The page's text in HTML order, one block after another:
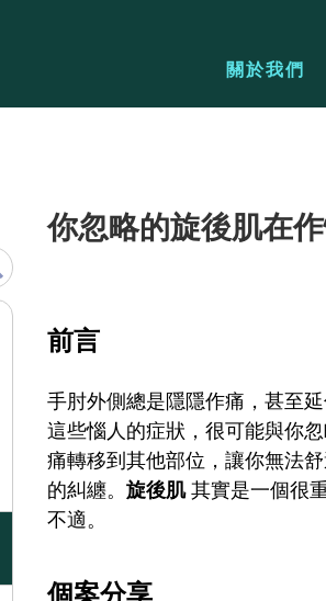
關於我們
你忽略的旋後肌在
前言
手肘外側總是隱隱作痛，甚至
這些惱人的症狀，很可能與你
痛轉移到其他部位，讓你無法
的糾纏。 旋後肌其實是一個很
不適。
個案分享